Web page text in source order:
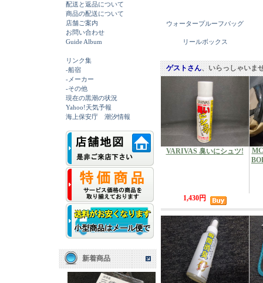
配送と返品について
商品の配送について
店舗ご案内
お問い合わせ
Guide Album
リンク集
-船宿
-メーカー
-その他
現在の黒潮の状況
Yahoo!天気予報
海上保安庁 潮汐情報
新着商品
ウォータープルーフバッグ
リールボックス
ゲストさん、いらっしゃいま
VARIVAS 臭いにシュツ!
1,430円